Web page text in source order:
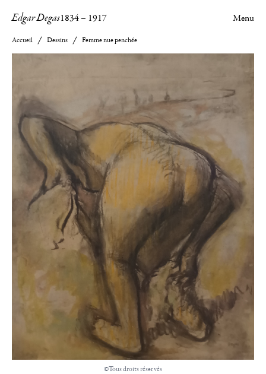
Edgar Degas1834– 1917 Menu
Accueil Dessins Femme nue penchée
©Tous droits réservés